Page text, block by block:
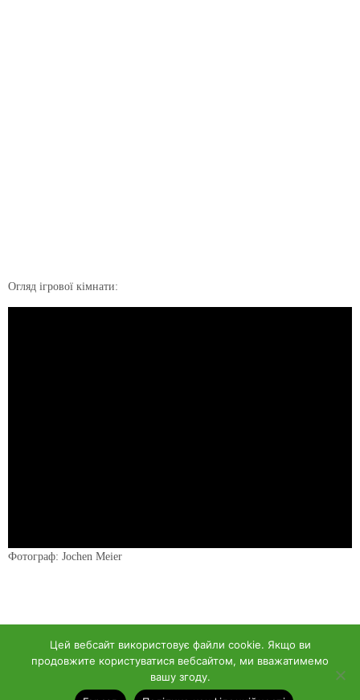
Огляд ігрової кімнати:
Фотограф: Jochen Meier
© 2018 - Homepage des SC Ramstein-Miesenbach
Цей вебсайт використовує файли cookie. Якщо ви
продовжите користуватися вебсайтом, ми вважатимемо
вашу згоду.